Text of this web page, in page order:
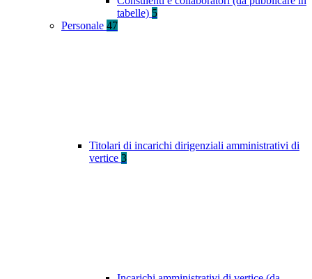
tabelle) 5
Personale 47
Titolari di incarichi dirigenziali amministrativi di
vertice 3